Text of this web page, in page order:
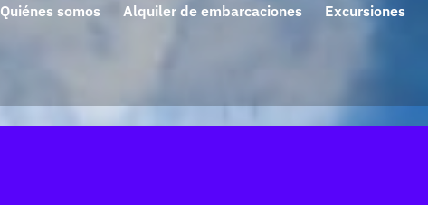
Quiénes somos Alquiler de embarcaciones Excursiones